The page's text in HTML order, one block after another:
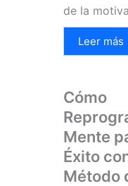
de la
Leer más
Cómo
Mente
Éxito
Método